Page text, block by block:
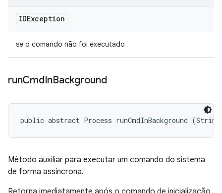
IOException
se o comando não foi executado
runCmdInBackground
public abstract Process runCmdInBackground
Método auxiliar para executar um comando do sistema
de forma assíncrona.